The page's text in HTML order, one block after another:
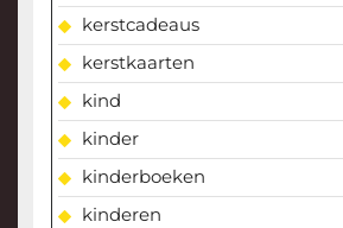
kerstcadeaus
kerstkaarten
kind
kinder
kinderboeken
kinderen